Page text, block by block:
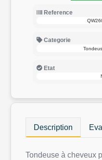
Reference
Categorie
Etat
Description
Tondeuse à cheveux